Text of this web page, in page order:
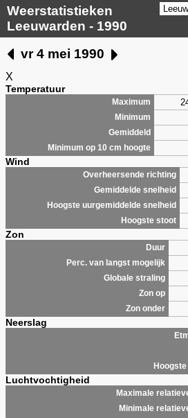
Weerstatistieken
Leeuwarden - 1990
vr 4 mei 1990
X
Temperatuur
Maximum
Minimum
Gemiddeld
Minimum op 10 cm hoogte
Wind
Overheersende richting
Gemiddelde snelheid
Hoogste uurgemiddelde snelheid
Hoogste stoot
Zon
Duur
Perc. van langst mogelijk
Globale straling
Zon op
Zon onder
Neerslag
Luchtvochtigheid
Maximale
Minimale